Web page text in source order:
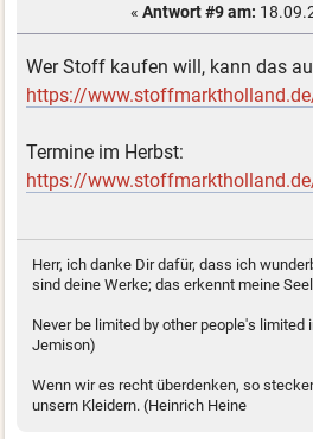
« Antwort #9 am:
Wer Stoff kaufen will, kann das
https://
Termine im Herbst:
https://
Herr, ich danke Dir dafür, dass ich
sind deine Werke; das erkennt meine
Never be limited by other people's limited
Jemison)
Wenn wir es recht überdenken, so
unsern Kleidern. (Heinrich Heine